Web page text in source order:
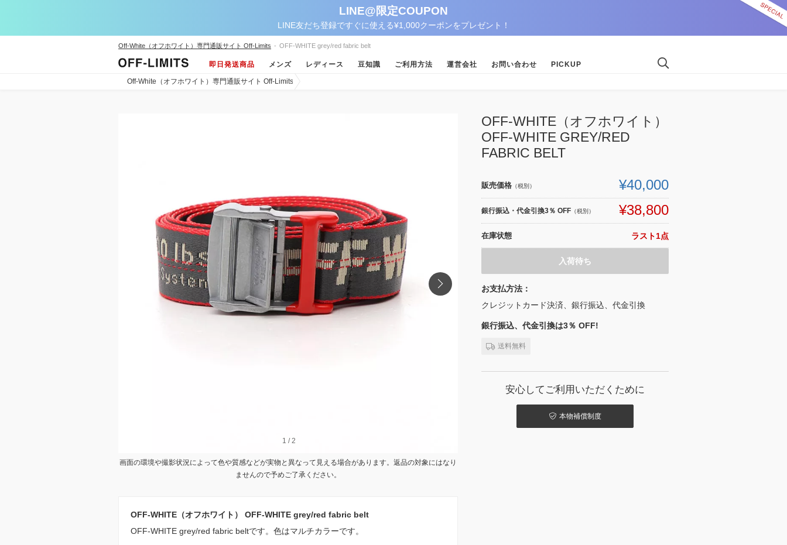
LINE@限定COUPON
LINE友だち登録ですぐに使える¥1,000クーポンをプレゼント！
Off-White（オフホワイト）専門通販サイト Off-Limits - OFF-WHITE grey/red fabric belt
即日発送商品 メンズ レディース 豆知識 ご利用方法 運営会社 お問い合わせ PICKUP
Off-White（オフホワイト）専門通販サイト Off-Limits
1 / 2
1 / 2
画面の環境や撮影状況によって色や質感などが実物と異なって見える場合があります。返品の対象にはなり
ませんので予めご了承ください。
OFF-WHITE（オフホワイト） OFF-WHITE grey/red fabric belt
OFF-WHITE grey/red fabric beltです。色はマルチカラーです。
OFF-WHITE（オフホワイト）
OFF-WHITE GREY/RED
FABRIC BELT
販売価格 （税別） ¥40,000
銀行振込・代金引換3％ OFF （税別） ¥38,800
在庫状態 ラスト1点
入荷待ち
お支払方法：
クレジットカード決済、銀行振込、代金引換
銀行振込、代金引換は3％ OFF!
送料無料
安心してご利用いただくために
本物補償制度